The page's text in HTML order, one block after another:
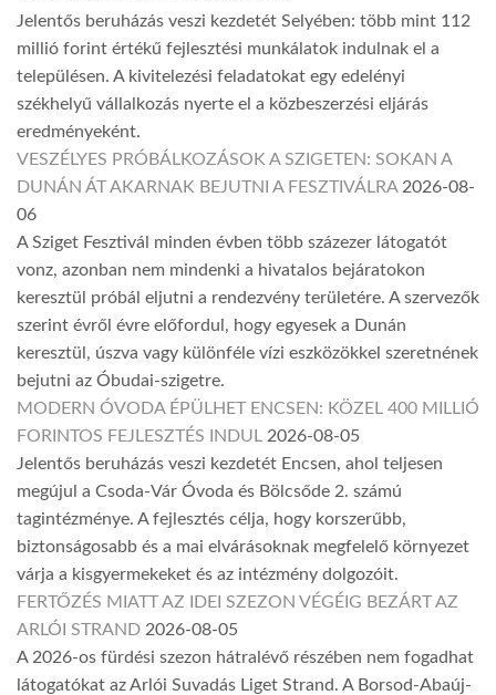
Jelentős beruházás veszi kezdetét Selyében: több mint 112
millió forint értékű fejlesztési munkálatok indulnak el a
településen. A kivitelezési feladatokat egy edelényi
székhelyű vállalkozás nyerte el a közbeszerzési eljárás
eredményeként.
VESZÉLYES PRÓBÁLKOZÁSOK A SZIGETEN: SOKAN A
DUNÁN ÁT AKARNAK BEJUTNI A FESZTIVÁLRA 2026-08-
06
A Sziget Fesztivál minden évben több százezer látogatót
vonz, azonban nem mindenki a hivatalos bejáratokon
keresztül próbál eljutni a rendezvény területére. A szervezők
szerint évről évre előfordul, hogy egyesek a Dunán
keresztül, úszva vagy különféle vízi eszközökkel szeretnének
bejutni az Óbudai-szigetre.
MODERN ÓVODA ÉPÜLHET ENCSEN: KÖZEL 400 MILLIÓ
FORINTOS FEJLESZTÉS INDUL 2026-08-05
Jelentős beruházás veszi kezdetét Encsen, ahol teljesen
megújul a Csoda-Vár Óvoda és Bölcsőde 2. számú
tagintézménye. A fejlesztés célja, hogy korszerűbb,
biztonságosabb és a mai elvárásoknak megfelelő környezet
várja a kisgyermekeket és az intézmény dolgozóit.
FERTŐZÉS MIATT AZ IDEI SZEZON VÉGÉIG BEZÁRT AZ
ARLÓI STRAND 2026-08-05
A 2026-os fürdési szezon hátralévő részében nem fogadhat
látogatókat az Arlói Suvadás Liget Strand. A Borsod-Abaúj-